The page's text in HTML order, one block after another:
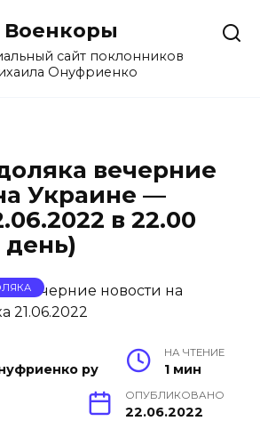
Военкоры
сайт поклонников
Онуфриенко
вечерние
Украине —
в 22.00
день)
ру
НА ЧТЕНИЕ
1 мин
ОПУБЛИКОВАНО
22.06.2022